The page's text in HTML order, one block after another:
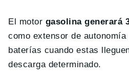
El motor gasolina generará
como extensor de
baterías cuando estas
descarga determinado.